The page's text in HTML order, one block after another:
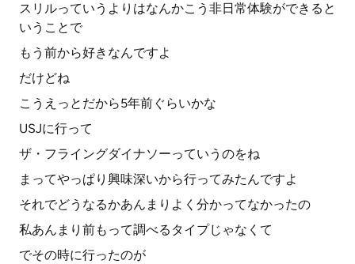
スリルっていうよりはなんかこう非日常体験ができると
いうことで
もう前から好きなんですよ
だけどね
こうえっとだから5年前ぐらいかな
USJに行って
ザ・フライングダイナソーっていうのをね
まってやっぱり興味深いから行ってみたんですよ
それでどうなるかあんまりよく分かってなかったの
私あんまり前もって調べるタイプじゃなくて
でその時に行ったのが